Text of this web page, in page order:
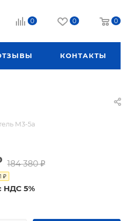
0 0 0
КОНТАКТЫ
М3-5а
184 380₽
₽
НДС 5%